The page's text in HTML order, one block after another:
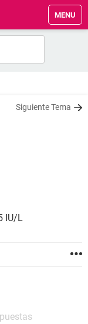
MENU
Siguiente Tema
IU/L